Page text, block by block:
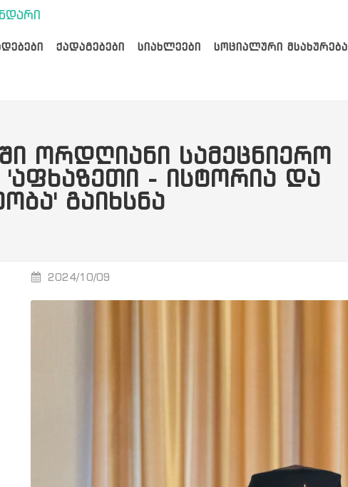
ᲥᲐᲓᲐᲒᲔᲑᲔᲑᲘ ᲡᲘᲐᲮᲚᲔᲔᲑᲘ ᲡᲝᲪᲘᲐᲚᲣᲠᲘ ᲛᲡᲐᲮᲣᲠᲔᲑᲐ
ᲝᲠᲓᲦᲘᲐᲜᲘ ᲡᲐᲛᲔᲪᲜᲘᲔᲠᲝ
'ᲐᲤᲮᲐᲖᲔᲗᲘ - ᲘᲡᲢᲝᲠᲘᲐ ᲓᲐ
ᲒᲐᲘᲮᲡᲜᲐ
2024/10/09